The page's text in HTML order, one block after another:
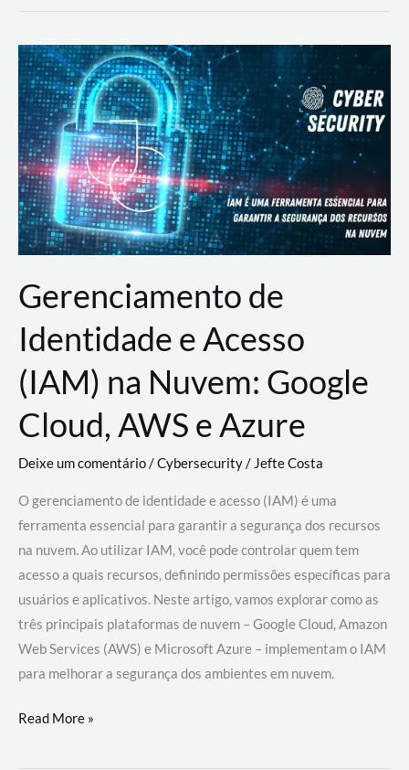
Prática:
Desenvolvimento,
Segurança
e
Operações
Gerenciamento de
Identidade e Acesso
(IAM) na Nuvem: Google
Cloud, AWS e Azure
Deixe um comentário/Cybersecurity/ Jefte Costa
O gerenciamento de identidade e acesso (IAM) é uma
ferramenta essencial para garantir a segurança dos recursos
na nuvem. Ao utilizar IAM, você pode controlar quem tem
acesso a quais recursos, definindo permissões específicas para
usuários e aplicativos. Neste artigo, vamos explorar como as
três principais plataformas de nuvem – Google Cloud, Amazon
Web Services (AWS) e Microsoft Azure – implementam o IAM
para melhorar a segurança dos ambientes em nuvem.
Gerenciamento
Read More »